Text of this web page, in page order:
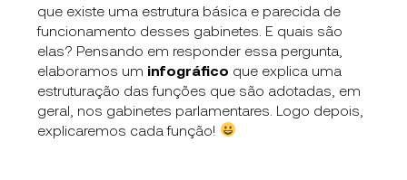
que existe uma estrutura básica e parecida de
funcionamento desses gabinetes. E quais são
elas? Pensando em responder essa pergunta,
elaboramos um infográfico que explica uma
estruturação das funções que são adotadas, em
geral, nos gabinetes parlamentares. Logo depois,
explicaremos cada função!